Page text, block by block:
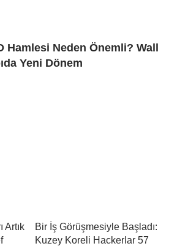
Hamlesi Neden Önemli? Wall
Yeni Dönem
Artık
Bir İş Görüşmesiyle Başladı:
Kuzey Koreli Hackerlar 57